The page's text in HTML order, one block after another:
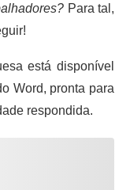
Para tal,
está disponível
Word, pronta para
respondida.